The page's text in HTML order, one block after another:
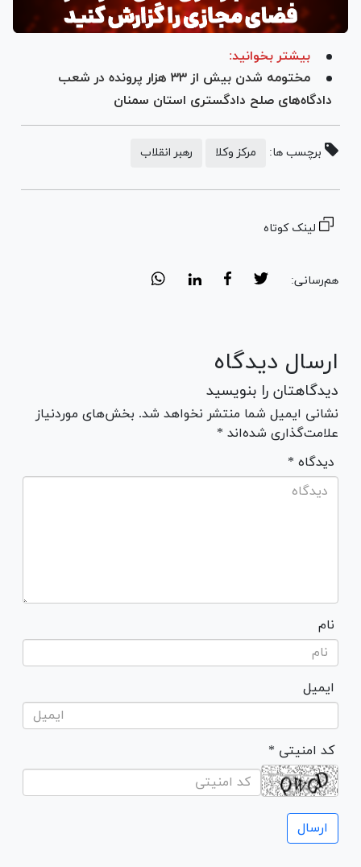
بیشتر بخوانید:
مختومه شدن بیش از ۳۳ هزار پرونده در شعب
دادگاه‌های صلح دادگستری استان سمنان
برچسب ها: مرکز وکلا رهبر انقلاب
لینک کوتاه
هم‌رسانی:
ارسال دیدگاه
دیدگاهتان را بنویسید
نشانی ایمیل شما منتشر نخواهد شد. بخش‌های موردنیاز
علامت‌گذاری شده‌اند *
* دیدگاه
نام
ایمیل
* کد امنیتی